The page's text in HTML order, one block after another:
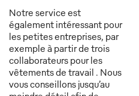
Notre service est
également intéressant pour
les petites entreprises, par
exemple à partir de trois
collaborateurs pour les
vêtements de travail . Nous
vous conseillons jusqu’au